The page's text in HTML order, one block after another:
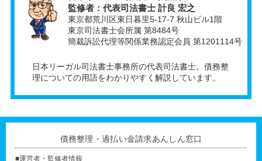
監修者：代表司法書士 計良 宏之
東京都荒川区東日暮里5-17-7 秋山ビル1階
東京司法書士会所属 第8484号
簡裁訴訟代理等関係業務認定会員 第1201114号
日本リーガル司法書士事務所の代表司法書士。債務整
理についての用語をわかりやすく解説しています。
債務整理・過払い金請求あんしん窓口
■運営者・監修者情報